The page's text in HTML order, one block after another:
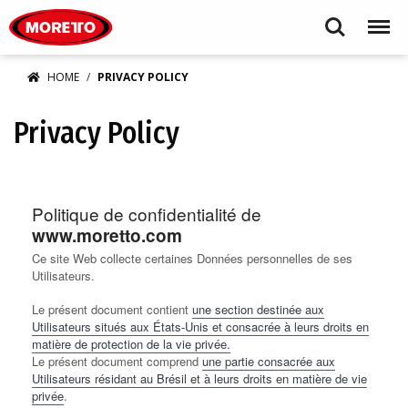
Search Menu
HOME PRIVACY POLICY
Privacy Policy
Politique de confidentialité de
www.moretto.com
Ce site Web collecte certaines Données personnelles de ses
Utilisateurs.
Le présent document contient une section destinée aux
Utilisateurs situés aux États-Unis et consacrée à leurs droits en
matière de protection de la vie privée.
Le présent document comprend une partie consacrée aux
Utilisateurs résidant au Brésil et à leurs droits en matière de vie
privée.